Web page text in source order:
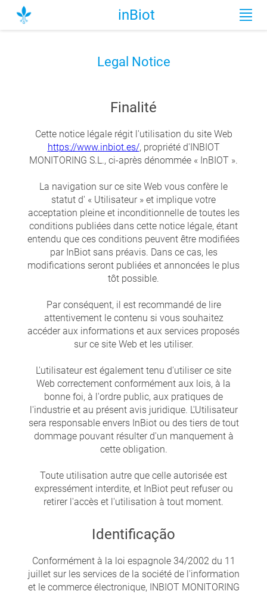
inBiot
Legal Notice
Finalité
Cette notice légale régit l'utilisation du site Web
https://www.inbiot.es/, propriété d'INBIOT
MONITORING S.L., ci-après dénommée « InBIOT ».
La navigation sur ce site Web vous confère le
statut d' « Utilisateur » et implique votre
acceptation pleine et inconditionnelle de toutes les
conditions publiées dans cette notice légale, étant
entendu que ces conditions peuvent être modifiées
par InBiot sans préavis. Dans ce cas, les
modifications seront publiées et annoncées le plus
tôt possible.
Par conséquent, il est recommandé de lire
attentivement le contenu si vous souhaitez
accéder aux informations et aux services proposés
sur ce site Web et les utiliser.
L'utilisateur est également tenu d'utiliser ce site
Web correctement conformément aux lois, à la
bonne foi, à l'ordre public, aux pratiques de
l'industrie et au présent avis juridique. L'Utilisateur
sera responsable envers InBiot ou des tiers de tout
dommage pouvant résulter d'un manquement à
cette obligation.
Toute utilisation autre que celle autorisée est
expressément interdite, et InBiot peut refuser ou
retirer l'accès et l'utilisation à tout moment.
Identificação
Conformément à la loi espagnole 34/2002 du 11
juillet sur les services de la société de l'information
et le commerce électronique, INBIOT MONITORING